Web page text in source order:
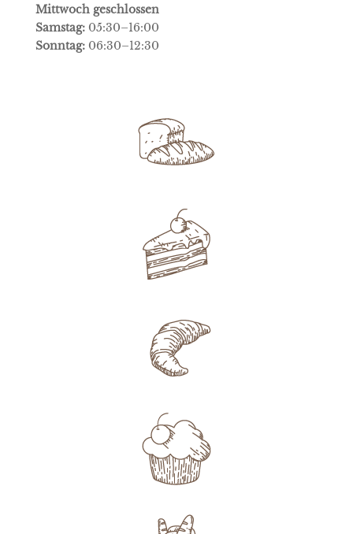
Mittwoch geschlossen
Samstag:05:30–16:00
Sonntag:06:30–12:30